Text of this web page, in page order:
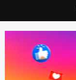
al
contenido